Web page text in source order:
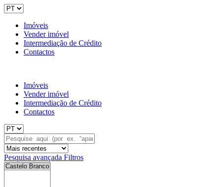
Imóveis
Vender imóvel
Intermediação de Crédito
Contactos
Imóveis
Vender imóvel
Intermediação de Crédito
Contactos
Pesquisa avançada Filtros